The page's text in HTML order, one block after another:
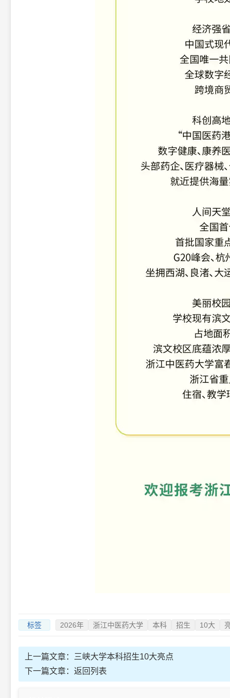
标签 2026年 浙江中医药大学 本科 招生 10大
上一篇文章：
三峡大学本科招生10大亮点
下一篇文章： 返回列表